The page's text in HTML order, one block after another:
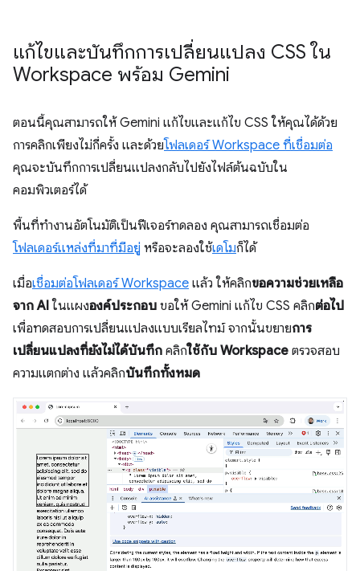
แก้ไขและบันทึกการเปลี่ยนแปลง CSS ใน
Workspace พร้อม Gemini
ตอนนี้คุณสามารถให้ Gemini แก้ไขและแก้ไข CSS ให้คุณได้ด้วย
การคลิกเพียงไม่กี่ครั้ง และด้วยโฟลเดอร์ Workspace ที่เชื่อมต่อ
คุณจะบันทึกการเปลี่ยนแปลงกลับไปยังไฟล์ต้นฉบับใน
คอมพิวเตอร์ได้
พื้นที่ทํางานอัตโนมัติเป็นฟีเจอร์ทดลอง คุณสามารถเชื่อมต่อ
โฟลเดอร์แหล่งที่มาที่มีอยู่ หรือจะลองใช้เดโมก็ได้
เมื่อเชื่อมต่อโฟลเดอร์ Workspace แล้ว ให้คลิกขอความช่วยเหลือ
จาก AI ในแผงองค์ประกอบ ขอให้ Gemini แก้ไข CSS คลิกต่อไป
เพื่อทดสอบการเปลี่ยนแปลงแบบเรียลไทม์ จากนั้นขยายการ
เปลี่ยนแปลงที่ยังไม่ได้บันทึก คลิกใช้กับ Workspace ตรวจสอบ
ความแตกต่าง แล้วคลิกบันทึกทั้งหมด